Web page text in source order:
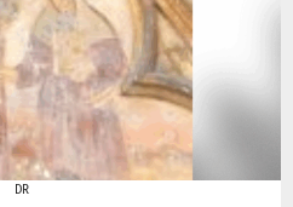
DR